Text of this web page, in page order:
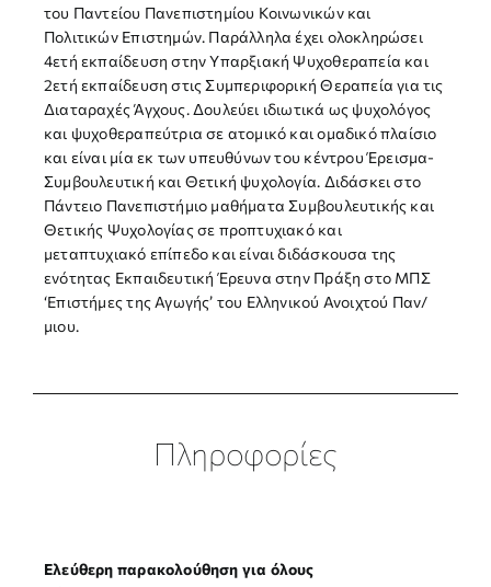
του Παντείου Πανεπιστημίου Κοινωνικών και
Πολιτικών Επιστημών. Παράλληλα έχει ολοκληρώσει
4ετή εκπαίδευση στην Υπαρξιακή Ψυχοθεραπεία και
2ετή εκπαίδευση στις Συμπεριφορική Θεραπεία για τις
Διαταραχές Άγχους. Δουλεύει ιδιωτικά ως ψυχολόγος
και ψυχοθεραπεύτρια σε ατομικό και ομαδικό πλαίσιο
και είναι μία εκ των υπευθύνων του κέντρου Έρεισμα-
Συμβουλευτική και Θετική ψυχολογία. Διδάσκει στο
Πάντειο Πανεπιστήμιο μαθήματα Συμβουλευτικής και
Θετικής Ψυχολογίας σε προπτυχιακό και
μεταπτυχιακό επίπεδο και είναι διδάσκουσα της
ενότητας Εκπαιδευτική Έρευνα στην Πράξη στο ΜΠΣ
‘Επιστήμες της Αγωγής’ του Ελληνικού Ανοιχτού Παν/
μιου.
Πληροφορίες
Ελεύθερη παρακολούθηση για όλους